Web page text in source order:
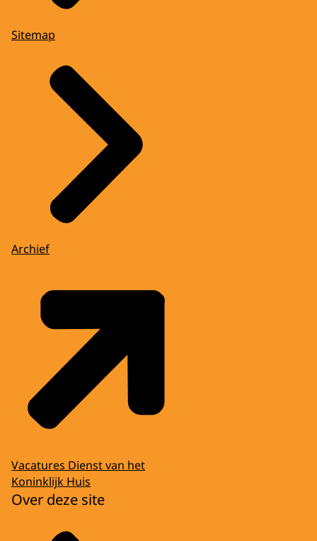
Sitemap
Archief
Vacatures Dienst van het
Koninklijk Huis
Over deze site